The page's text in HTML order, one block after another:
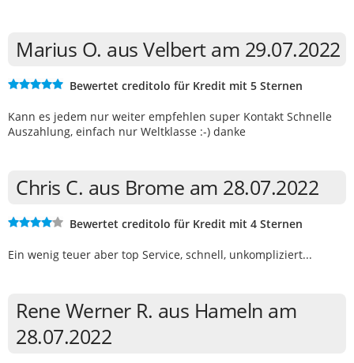
Marius O. aus Velbert am 29.07.2022
Bewertet creditolo für Kredit mit 5 Sternen
Kann es jedem nur weiter empfehlen super Kontakt Schnelle
Auszahlung, einfach nur Weltklasse :-) danke
Chris C. aus Brome am 28.07.2022
Bewertet creditolo für Kredit mit 4 Sternen
Ein wenig teuer aber top Service, schnell, unkompliziert...
Rene Werner R. aus Hameln am
28.07.2022